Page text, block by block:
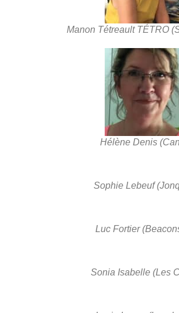
Manon Tétreault TÉTRO
Hélène Denis
Sophie Lebeuf
Luc Fortier
Sonia Isabelle (Les